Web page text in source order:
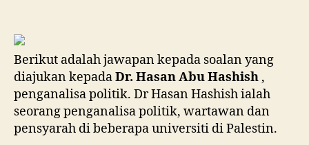
menyertai
pilihanraya
Palestin.
Berikut adalah jawapan kepada soalan yang
diajukan kepadaDr. Hasan Abu Hashish ,
penganalisa politik. Dr Hasan Hashish ialah
seorang penganalisa politik, wartawan dan
pensyarah di beberapa universiti di Palestin.